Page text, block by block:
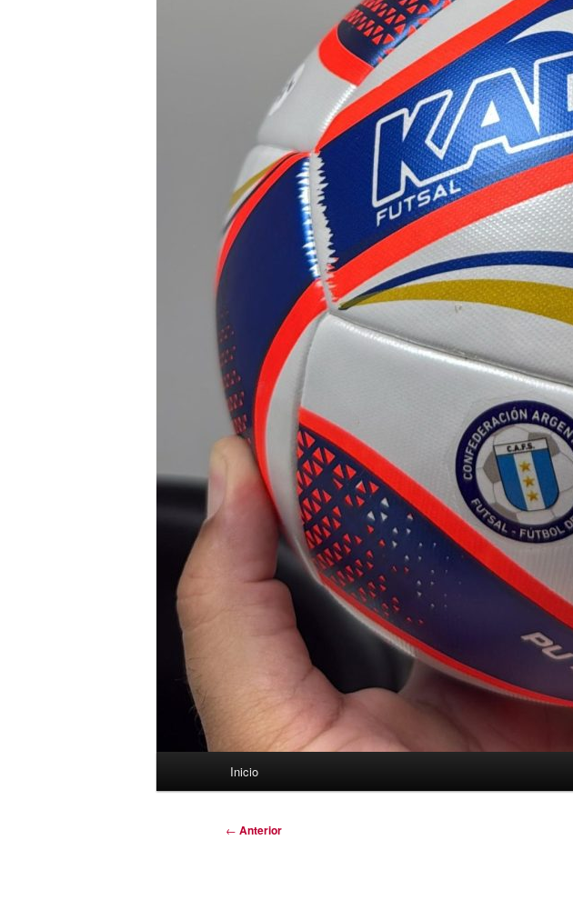
Inicio
Navegación
← Anterior